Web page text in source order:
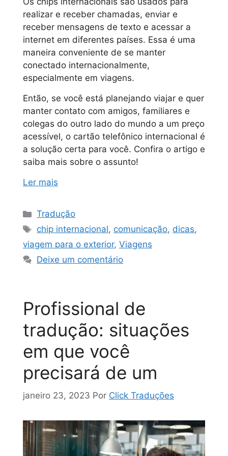
realizar e receber chamadas, enviar e
receber mensagens de texto e acessar a
internet em diferentes países. Essa é uma
maneira conveniente de se manter
conectado internacionalmente,
especialmente em viagens.
Então, se você está planejando viajar e quer
manter contato com amigos, familiares e
colegas do outro lado do mundo a um preço
acessível, o cartão telefônico internacional é
a solução certa para você. Confira o artigo e
saiba mais sobre o assunto!
Ler mais
Tradução
chip internacional, comunicação, dicas,
viagem para o exterior, Viagens
Deixe um comentário
Profissional de
tradução: situações
em que você
precisará de um
janeiro 23, 2023 Por Click Traduções